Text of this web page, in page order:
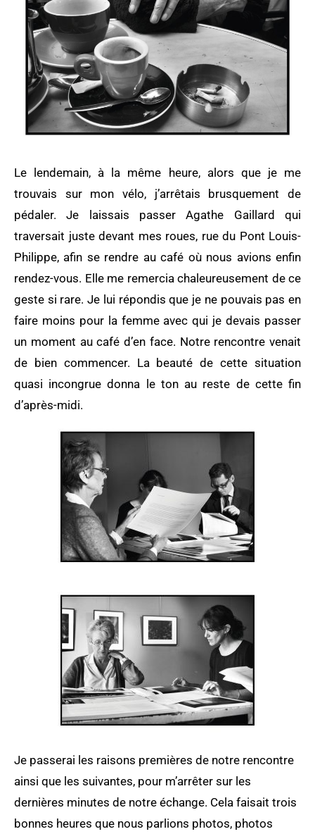
Le lendemain, à la même heure, alors que je me
trouvais sur mon vélo, j’arrêtais brusquement de
pédaler. Je laissais passer Agathe Gaillard qui
traversait juste devant mes roues, rue du Pont Louis-
Philippe, afin se rendre au café où nous avions enfin
rendez-vous. Elle me remercia chaleureusement de ce
geste si rare. Je lui répondis que je ne pouvais pas en
faire moins pour la femme avec qui je devais passer
un moment au café d’en face. Notre rencontre venait
de bien commencer. La beauté de cette situation
quasi incongrue donna le ton au reste de cette fin
d’après-midi.
Je passerai les raisons premières de notre rencontre
ainsi que les suivantes, pour m’arrêter sur les
dernières minutes de notre échange. Cela faisait trois
bonnes heures que nous parlions photos, photos